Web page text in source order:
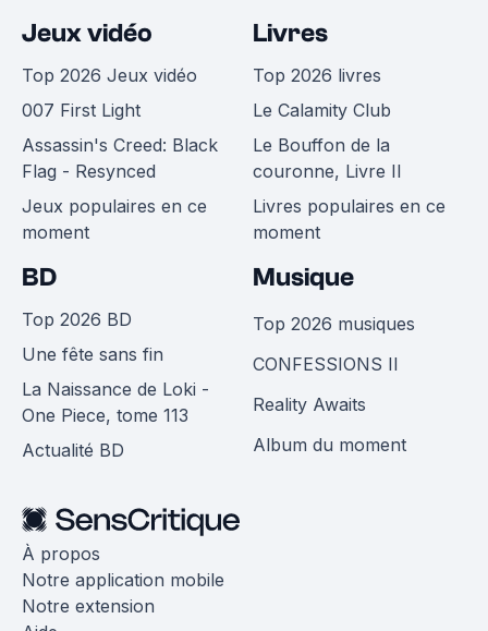
Jeux vidéo
Top 2026 Jeux vidéo
007 First Light
Assassin's Creed: Black
Flag - Resynced
Jeux populaires en ce
moment
Livres
Top 2026 livres
Le Calamity Club
Le Bouffon de la
couronne, Livre II
Livres populaires en ce
moment
BD
Top 2026 BD
Une fête sans fin
La Naissance de Loki -
One Piece, tome 113
Actualité BD
Musique
Top 2026 musiques
CONFESSIONS II
Reality Awaits
Album du moment
À propos
Notre application mobile
Notre extension